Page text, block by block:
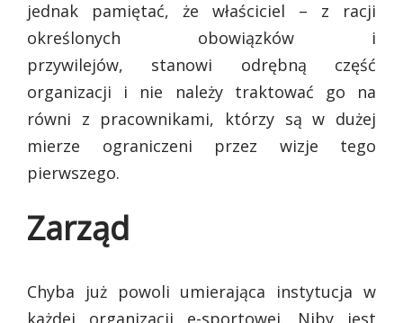
jednak pamiętać, że właściciel – z racji
określonych obowiązków i
przywilejów, stanowi odrębną część
organizacji i nie należy traktować go na
równi z pracownikami, którzy są w dużej
mierze ograniczeni przez wizje tego
pierwszego.
Zarząd
Chyba już powoli umierająca instytucja w